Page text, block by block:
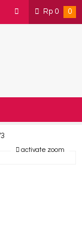
Rp 0 0
activate zoom